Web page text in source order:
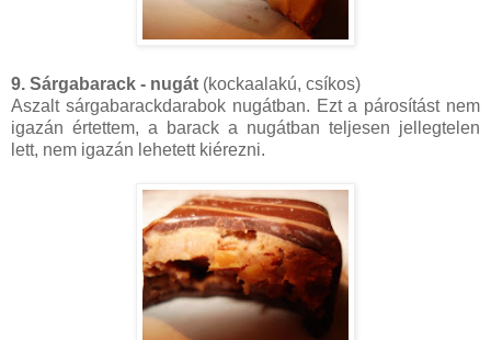
9. Sárgabarack - nugát (kockaalakú, csíkos)
Aszalt sárgabarackdarabok nugátban. Ezt a párosítást nem
igazán értettem, a barack a nugátban teljesen jellegtelen
lett, nem igazán lehetett kiérezni.